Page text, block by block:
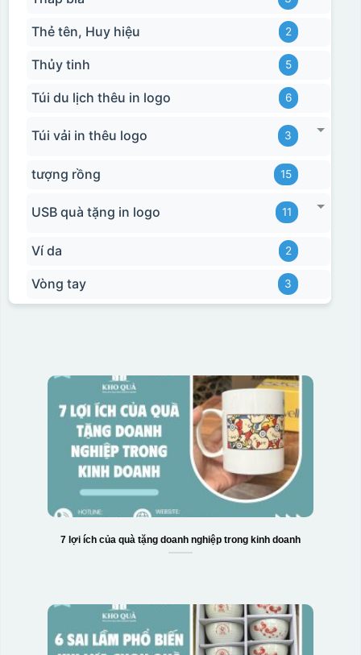
Thẻ tên, Huy hiệu 2
Thủy tinh 5
Túi du lịch thêu in logo 6
Túi vải in thêu logo 3
tượng rồng 15
USB quà tặng in logo 11
Ví da 2
Vòng tay 3
7 lợi ích của quà tặng doanh nghiệp trong kinh doanh